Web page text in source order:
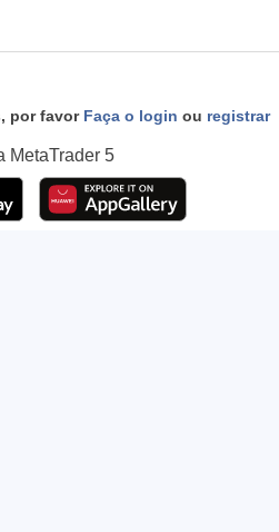
por favor Faça o login ou registrar
MetaTrader 5